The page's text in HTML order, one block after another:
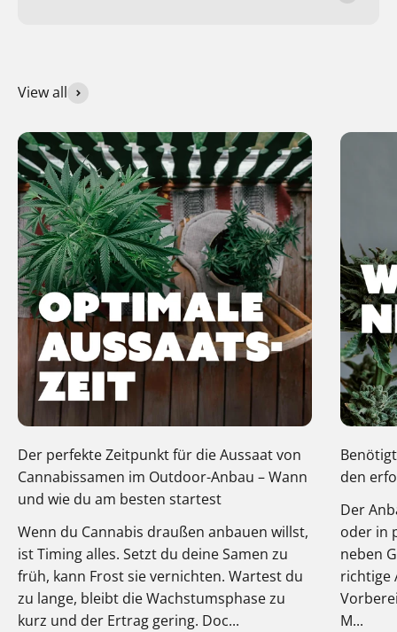
View all
Der perfekte Zeitpunkt für die Aussaat von
Cannabissamen im Outdoor-Anbau – Wann
und wie du am besten startest
Wenn du Cannabis draußen anbauen willst,
ist Timing alles. Setzt du deine Samen zu
früh, kann Frost sie vernichten. Wartest du
zu lange, bleibt die Wachstumsphase zu
kurz und der Ertrag gering. Doc...
den
Der
oder in
neben
richtige
M...